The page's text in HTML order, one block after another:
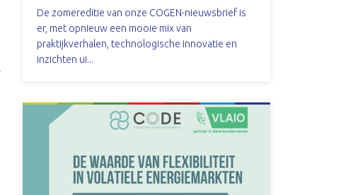
De zomereditie van onze COGEN-nieuwsbrief is
er, met opnieuw een mooie mix van
praktijkverhalen, technologische innovatie en
inzichten ui...